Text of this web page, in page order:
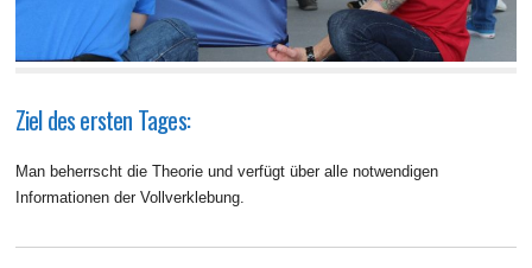
Ziel des ersten Tages:
Man beherrscht die Theorie und verfügt über alle notwendigen
Informationen der Vollverklebung.